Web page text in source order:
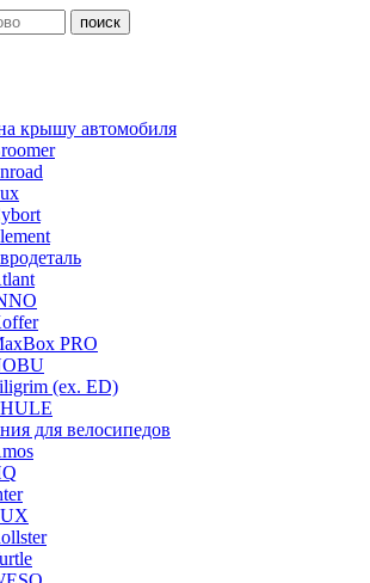
крышу автомобиля
PRO
(ex. ED)
для велосипедов